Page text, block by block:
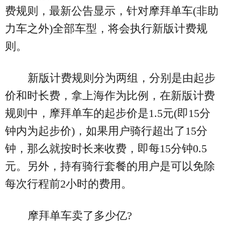
费规则，最新公告显示，针对摩拜单车(非助
力车之外)全部车型，将会执行新版计费规
则。
新版计费规则分为两组，分别是由起步
价和时长费，拿上海作为比例，在新版计费
规则中，摩拜单车的起步价是1.5元(即15分
钟内为起步价)，如果用户骑行超出了15分
钟，那么就按时长来收费，即每15分钟0.5
元。另外，持有骑行套餐的用户是可以免除
每次行程前2小时的费用。
摩拜单车卖了多少亿?